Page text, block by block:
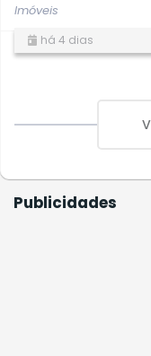
Imóveis
há 4 dias
Publicidades